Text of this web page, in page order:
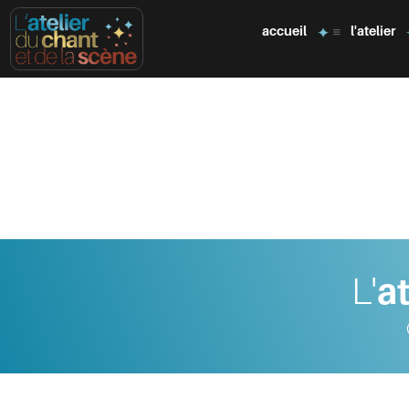
accueil l'atelier
L'